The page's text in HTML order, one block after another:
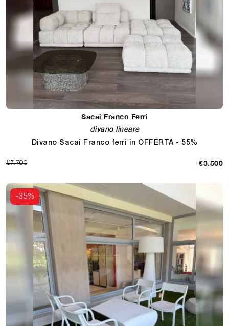
Sacai Franco Ferri
divano lineare
Divano Sacai Franco ferri in OFFERTA - 55%
€7.700 €3.500
-35%